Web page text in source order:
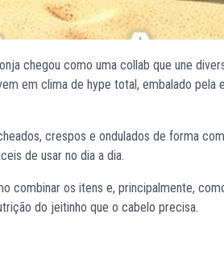
chegou como uma collab que une
em clima de hype total, embalado pela
crespos e ondulados de forma
de usar no dia a dia.
combinar os itens e, principalmente,
do jeitinho que o cabelo precisa.